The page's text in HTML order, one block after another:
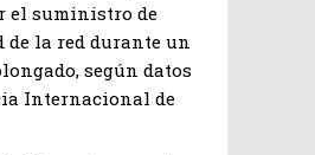
el suministro de
de la red durante un
según datos
Internacional de